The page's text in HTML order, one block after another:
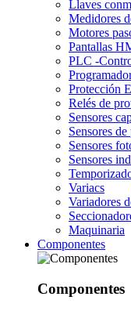
Llaves
Medidores
Motores
Pantallas
PLC -
Protección
Relés de
Sensores
Sensores
Sensores
Sensores
Variacs
Variadores
Maquinaria
Componentes
Componentes